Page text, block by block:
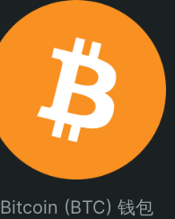
Bitcoin (BTC) 钱包